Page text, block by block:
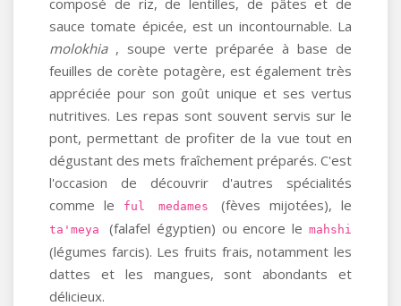
composé de riz, de lentilles, de pâtes et de
sauce tomate épicée, est un incontournable. La
molokhia , soupe verte préparée à base de
feuilles de corète potagère, est également très
appréciée pour son goût unique et ses vertus
nutritives. Les repas sont souvent servis sur le
pont, permettant de profiter de la vue tout en
dégustant des mets fraîchement préparés. C'est
l'occasion de découvrir d'autres spécialités
comme le
ful medames (fèves mijotées), le
ta'meya (falafel égyptien) ou encore lemahshi
(légumes farcis). Les fruits frais, notamment les
dattes et les mangues, sont abondants et
délicieux.